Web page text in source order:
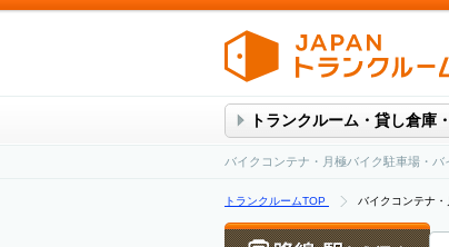
トランクルーム・貸し倉庫
バイクコンテナ・月極バイク駐車場・バ
トランクルームTOP バイクコンテナ